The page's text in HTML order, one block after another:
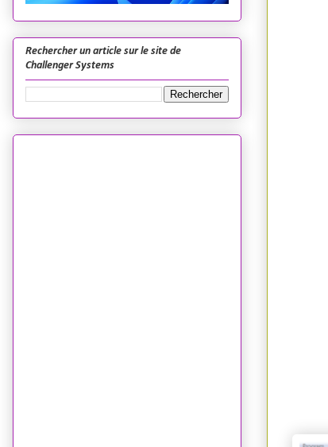
Rechercher un article sur le site de
Challenger Systems